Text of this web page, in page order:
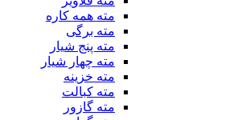
مته همه کاره
مته برگی
مته پنج شیار
مته چهار شیار
مته خزینه
مته کبالت
مته گازور